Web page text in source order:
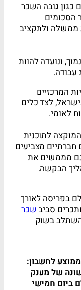
כגון גובה השכר
הסכומים
ולתקציב
ונועדה להוות
עבודה.
המרכזיים
לצד כלים
לאומי.
לתוכנית
חברתיים מצביעים
מממשים את
הבקשה.
בפריסה לאורך
סביבשכר
בשוק
בממוצע לחשבון:
של מענק
ביום חמישי